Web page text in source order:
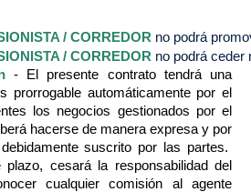
/ CORREDOR no podrá
/ CORREDOR no podrá ceder
- El presente contrato tendrá una
prorrogable automáticamente por el
los negocios gestionados por el
hacerse de manera expresa y por
suscrito por las partes.
cesará la responsabilidad del
cualquier comisión al agente